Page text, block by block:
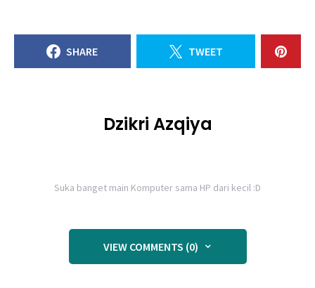
SHARE TWEET
Dzikri Azqiya
Suka banget main Komputer sama HP dari kecil :D
VIEW COMMENTS (0)